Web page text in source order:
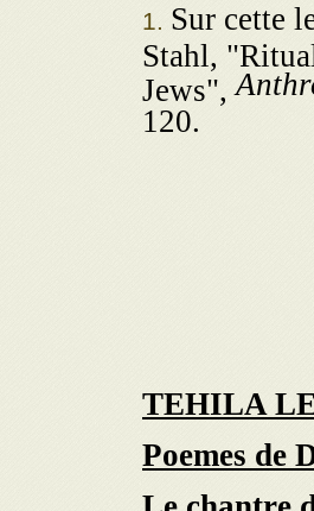
Sur cette
Stahl,
Jews",
120.
TEHILA
Poemes de